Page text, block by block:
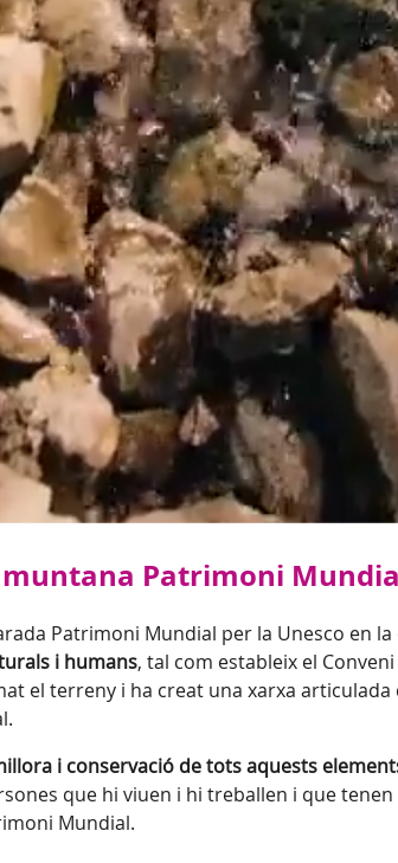
Patrimoni
Patrimoni Mundial per la Unesco en
i humans, tal com estableix el
el terreny i ha creat una xarxa articulada
i conservació de tots aquests
que hi viuen i hi treballen i que
Mundial.